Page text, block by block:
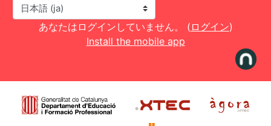
言語設定
あなたはログインしていません。 ( ログイン)
Install the mobile app